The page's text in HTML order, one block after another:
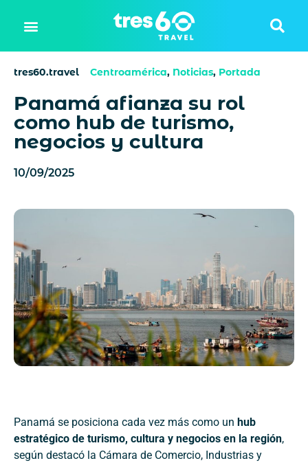
tres60.travel Centroamérica, Noticias, Portada
Panamá afianza su rol
como hub de turismo,
negocios y cultura
10/09/2025
Panamá se posiciona cada vez más como un hub
estratégico de turismo, cultura y negocios en la región,
según destacó la Cámara de Comercio, Industrias y